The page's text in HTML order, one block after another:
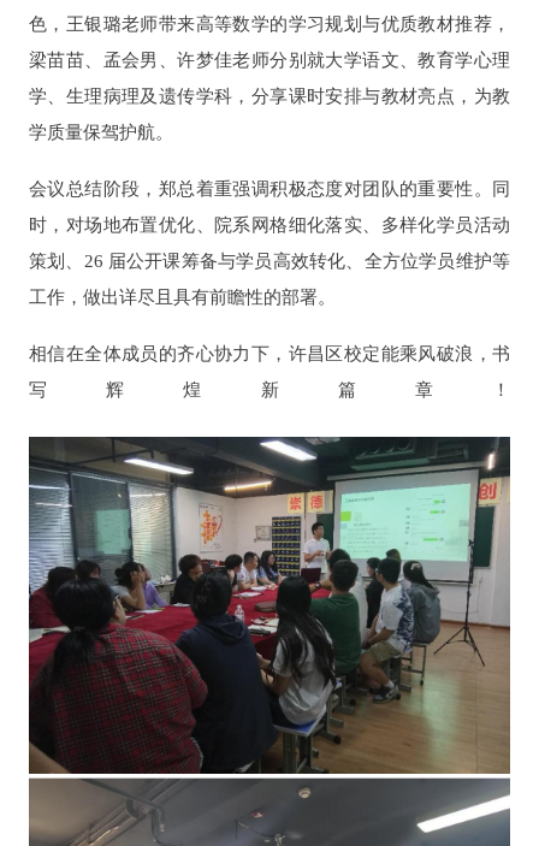
色，王银璐老师带来高等数学的学习规划与优质教材推荐，
梁苗苗、孟会男、许梦佳老师分别就大学语文、教育学心理
学、生理病理及遗传学科，分享课时安排与教材亮点，为教
学质量保驾护航。
会议总结阶段，郑总着重强调积极态度对团队的重要性。同
时，对场地布置优化、院系网格细化落实、多样化学员活动
策划、26 届公开课筹备与学员高效转化、全方位学员维护等
工作，做出详尽且具有前瞻性的部署。
相信在全体成员的齐心协力下，许昌区校定能乘风破浪，书
写辉煌新篇章！